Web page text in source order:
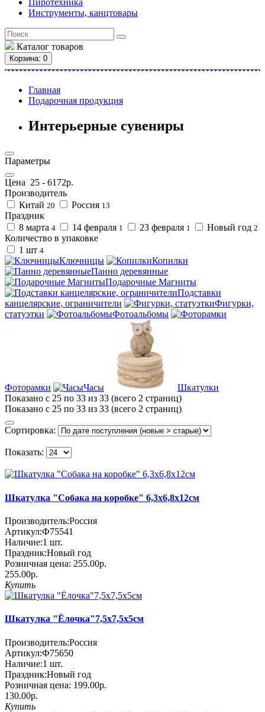
Инструменты, канцтовары
Каталог товаров
Корзина: 0
Главная
Подарочная продукция
Интерьерные сувениры
Параметры
Цена 25 - 6172р.
Производитель
Китай 20 Россия 13
Праздник
8 марта 4 14 февраля 1 23 февраля 1 Новый год 2
Количество в упаковке
1 шт 4
Ключницы
Копилки
Панно деревянные
Подарочные Магниты
Подставки
канцелярские, ограничители
Фигурки,
статуэтки
Фотоальбомы
Фоторамки Часы
Шкатулки
Показано с 25 по 33 из 33 (всего 2 страниц)
Показано с 25 по 33 из 33 (всего 2 страниц)
Сортировка:
Показать:
Шкатулка "Собака на коробке" 6,3x6,8x12см
Производитель:Россия
Артикул:Ф75541
Наличие:1 шт.
Праздник:Новый год
Розничная цена: 255.00р.
255.00р.
Купить
Шкатулка "Ёлочка"7,5x7,5x5см
Производитель:Россия
Артикул:Ф75650
Наличие:1 шт.
Праздник:Новый год
Розничная цена: 199.00р.
130.00р.
Купить